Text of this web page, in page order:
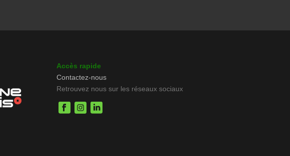
Accès rapide
Contactez-nous
Retrouvez nous sur les réseaux sociaux